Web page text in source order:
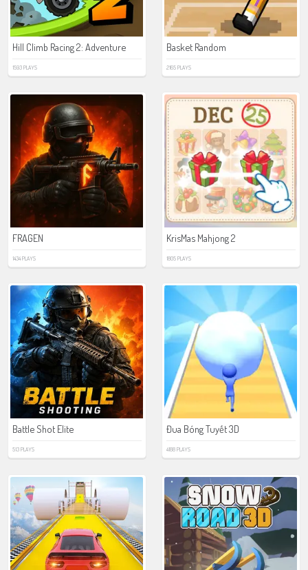
Hill Climb Racing 2: Adventure
1593 PLAYS
Basket Random
2165 PLAYS
FRAGEN
1434 PLAYS
KrisMas Mahjong 2
1805 PLAYS
Battle Shot Elite
513 PLAYS
Đua Bóng Tuyết 3D
4188 PLAYS